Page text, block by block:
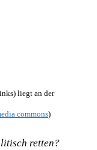
liegt an der
commons)
retten?